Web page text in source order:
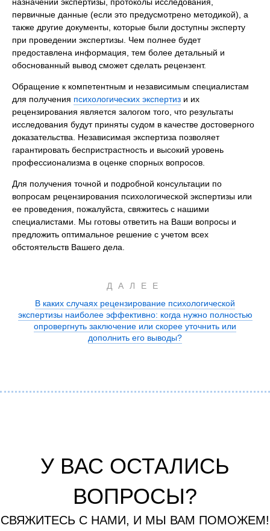
первичные данные (если это предусмотрено методикой), а
также другие документы, которые были доступны эксперту
при проведении экспертизы. Чем полнее будет
предоставлена информация, тем более детальный и
обоснованный вывод сможет сделать рецензент.
Обращение к компетентным и независимым специалистам
для получения психологических экспертиз и их
рецензирования является залогом того, что результаты
исследования будут приняты судом в качестве достоверного
доказательства. Независимая экспертиза позволяет
гарантировать беспристрастность и высокий уровень
профессионализма в оценке спорных вопросов.
Для получения точной и подробной консультации по
вопросам рецензирования психологической экспертизы или
ее проведения, пожалуйста, свяжитесь с нашими
специалистами. Мы готовы ответить на Ваши вопросы и
предложить оптимальное решение с учетом всех
обстоятельств Вашего дела.
ДАЛЕЕ
В каких случаях рецензирование психологической
экспертизы наиболее эффективно: когда нужно полностью
опровергнуть заключение или скорее уточнить или
дополнить его выводы?
У ВАС ОСТАЛИСЬ
ВОПРОСЫ?
СВЯЖИТЕСЬ С НАМИ, И МЫ ВАМ ПОМОЖЕМ!